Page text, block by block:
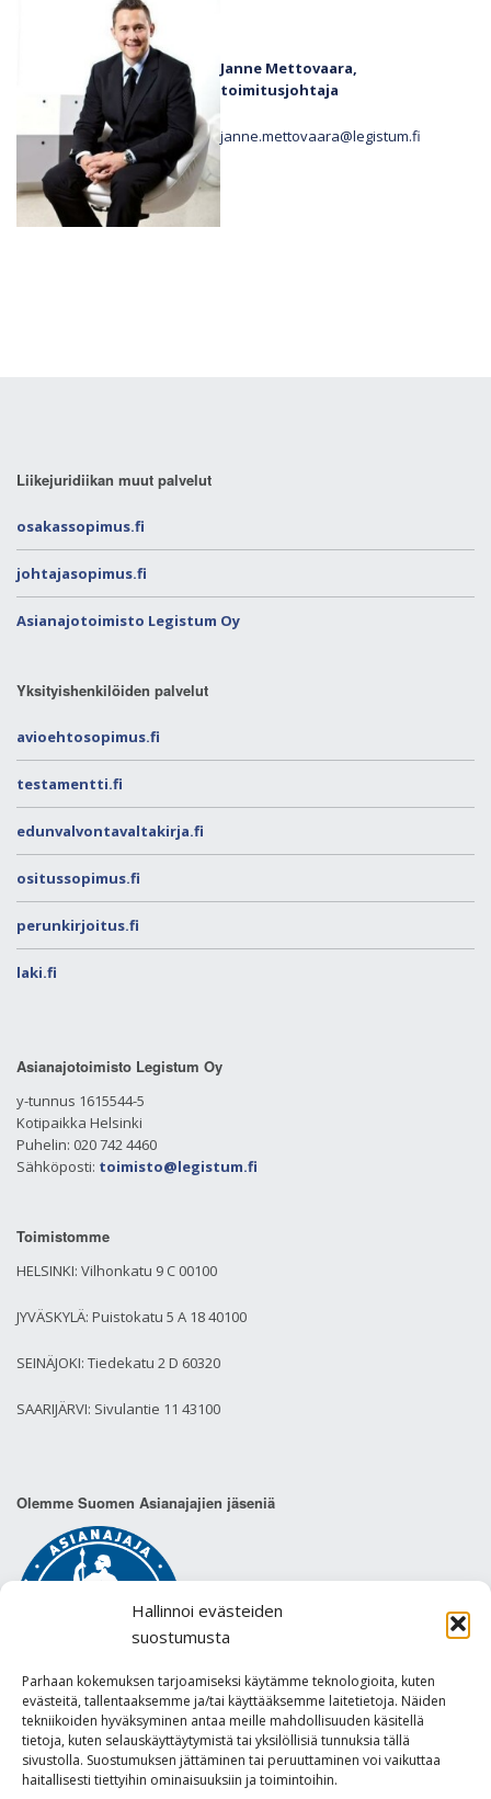
Hallinnoi evästeiden
suostumusta
Parhaan kokemuksen tarjoamiseksi käytämme teknologioita, kuten
evästeitä, tallentaaksemme ja/tai käyttääksemme laitetietoja. Näiden
tekniikoiden hyväksyminen antaa meille mahdollisuuden käsitellä
tietoja, kuten selauskäyttäytymistä tai yksilöllisiä tunnuksia tällä
sivustolla. Suostumuksen jättäminen tai peruuttaminen voi vaikuttaa
haitallisesti tiettyihin ominaisuuksiin ja toimintoihin.
Janne Mettovaara,
toimitusjohtaja
janne.mettovaara@legistum.fi
Liikejuridiikan muut palvelut
osakassopimus.fi
johtajasopimus.fi
Asianajotoimisto Legistum Oy
Yksityishenkilöiden palvelut
avioehtosopimus.fi
testamentti.fi
edunvalvontavaltakirja.fi
ositussopimus.fi
perunkirjoitus.fi
laki.fi
Asianajotoimisto Legistum Oy
y-tunnus 1615544-5
Kotipaikka Helsinki
Puhelin: 020 742 4460
Sähköposti: toimisto@legistum.fi
Toimistomme
HELSINKI: Vilhonkatu 9 C 00100
JYVÄSKYLÄ: Puistokatu 5 A 18 40100
SEINÄJOKI: Tiedekatu 2 D 60320
SAARIJÄRVI: Sivulantie 11 43100
Olemme Suomen Asianajajien jäseniä
Tietosuojaseloste